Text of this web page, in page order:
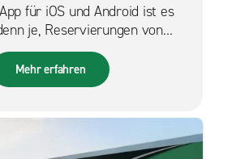
für iOS und Android ist es
je, Reservierungen von
zu verwalten.
Mehr erfahren